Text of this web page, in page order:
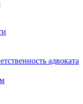
адвоката